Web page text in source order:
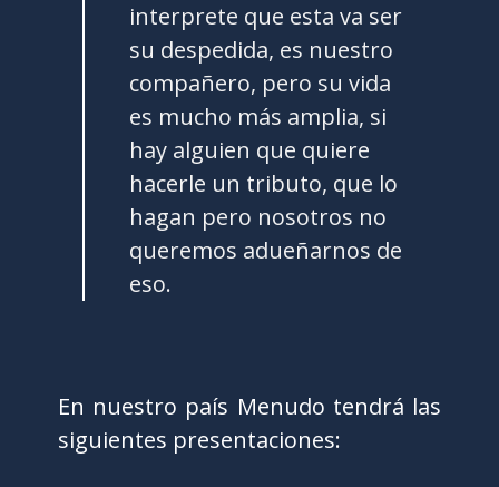
interprete que esta va ser
su despedida, es nuestro
compañero, pero su vida
es mucho más amplia, si
hay alguien que quiere
hacerle un tributo, que lo
hagan pero nosotros no
queremos adueñarnos de
eso.
En nuestro país Menudo tendrá las
siguientes presentaciones: